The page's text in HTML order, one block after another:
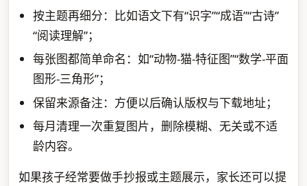
按主题再细分：比如语文下有“识字”“成语”“古诗”
“阅读理解”；
每张图都简单命名：如“动物-猫-特征图”“数学-平面
图形-三角形”；
保留来源备注：方便以后确认版权与下载地址；
每月清理一次重复图片，删除模糊、无关或不适
龄内容。
如果孩子经常要做手抄报或主题展示，家长还可以提